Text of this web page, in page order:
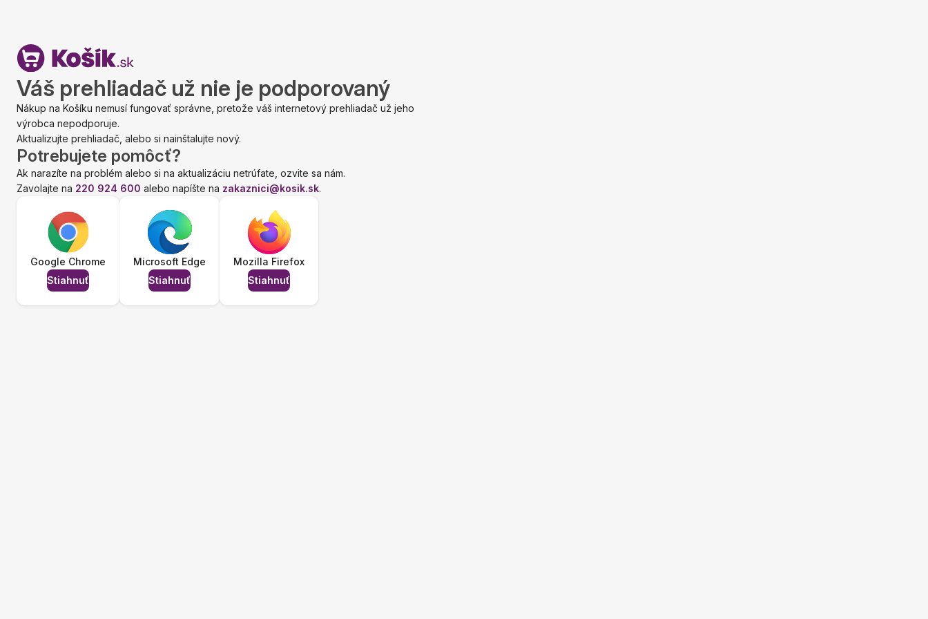
Váš prehliadač už nie je podporovaný
Nákup na Košíku nemusí fungovať správne, pretože váš internetový prehliadač už jeho
výrobca nepodporuje.
Aktualizujte prehliadač, alebo si nainštalujte nový.
Potrebujete pomôcť?
Ak narazíte na problém alebo si na aktualizáciu netrúfate, ozvite sa nám.
Zavolajte na 220 924 600 alebo napíšte na zakaznici@kosik.sk.
Google Chrome
Stiahnuť
Microsoft Edge
Stiahnuť
Mozilla Firefox
Stiahnuť